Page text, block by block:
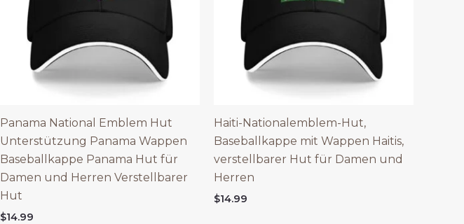
Panama National Emblem Hut
Unterstützung Panama Wappen
Baseballkappe Panama Hut für
Damen und Herren Verstellbarer
Hut
$14.99
Haiti-Nationalemblem-Hut,
Baseballkappe mit Wappen Haitis,
verstellbarer Hut für Damen und
Herren
$14.99